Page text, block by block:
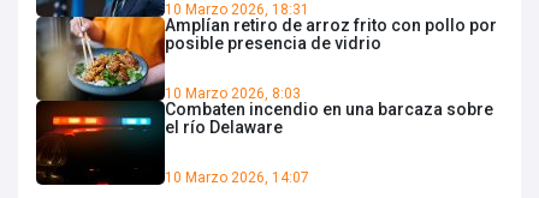
10 Marzo 2026, 18:31
Amplían retiro de arroz frito con pollo por
posible presencia de vidrio
10 Marzo 2026, 8:03
Combaten incendio en una barcaza sobre
el río Delaware
10 Marzo 2026, 14:07